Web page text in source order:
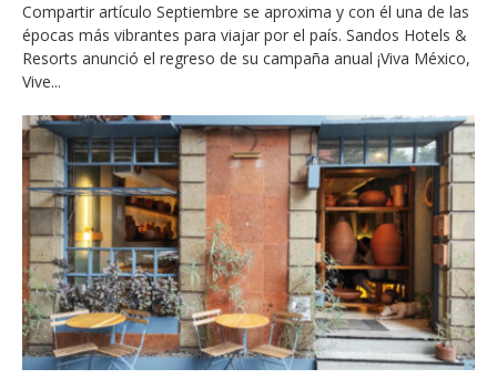
Compartir artículo Septiembre se aproxima y con él una de las
épocas más vibrantes para viajar por el país. Sandos Hotels &
Resorts anunció el regreso de su campaña anual ¡Viva México,
Vive...